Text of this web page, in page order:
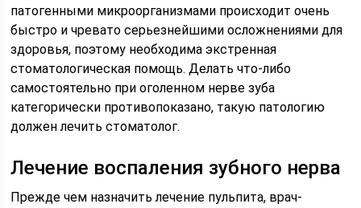
патогенными микроорганизмами происходит очень
быстро и чревато серьезнейшими осложнениями для
здоровья, поэтому необходима экстренная
стоматологическая помощь. Делать что-либо
самостоятельно при оголенном нерве зуба
категорически противопоказано, такую патологию
должен лечить стоматолог.
Лечение воспаления зубного нерва
Прежде чем назначить лечение пульпита, врач-